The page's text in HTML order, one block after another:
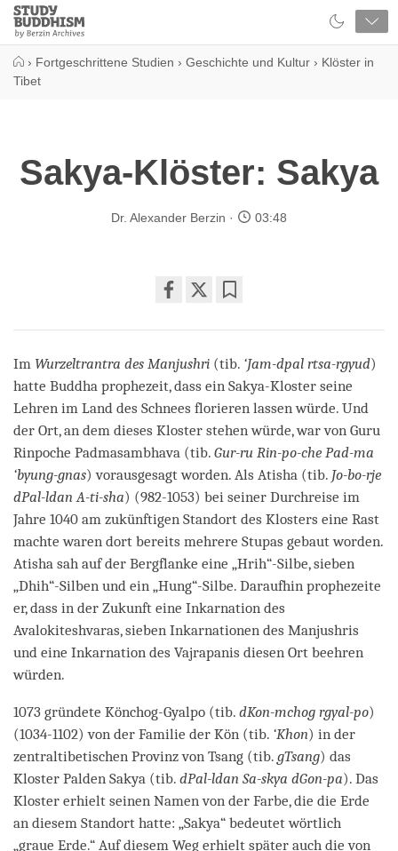
Close
Study
Buddhism
› Fortgeschrittene Studien › Geschichte und Kultur › Klöster in
Tibet
Sakya-Klöster: Sakya
Dr. Alexander Berzin 03:48
on
facebook
Im Wurzeltrantra des Manjushri (tib. ‘Jam-dpal rtsa-rgyud)
hatte Buddha prophezeit, dass ein Sakya-Kloster seine
Lehren im Land des Schnees florieren lassen würde. Und
der Ort, an dem dieses Kloster stehen würde, war von Guru
Rinpoche Padmasambhava (tib. Gur-ru Rin-po-che Pad-ma
‘byung-gnas) vorausgesagt worden. Als Atisha (tib. Jo-bo-rje
dPal-ldan A-ti-sha) (982-1053) bei seiner Durchreise im
Jahre 1040 am zukünftigen Standort des Klosters eine Rast
machte waren dort bereits mehrere Stupas gebaut worden.
Atisha sah auf der Bergflanke eine „Hrih“-Silbe, sieben
„Dhih“-Silben und ein „Hung“-Silbe. Daraufhin prophezeite
er, dass in der Zukunft eine Inkarnation des
Avalokiteshvaras, sieben Inkarnationen des Manjushris
und eine Inkarnation des Vajrapanis diesen Ort beehren
würden.
1073 gründete Könchog-Gyalpo (tib. dKon-mchog rgyal-po)
(1034-1102) von der Familie der Kön (tib. ‘Khon) in der
zentraltibetischen Provinz von Tsang (tib. gTsang) das
Kloster Palden Sakya (tib. dPal-ldan Sa-skya dGon-pa). Das
Kloster erhielt seinen Namen von der Farbe, die die Erde
an diesem Standort hatte: „Sakya“ bedeutet wörtlich
„graue Erde.“ Auf diesem Weg erhielt später auch die von